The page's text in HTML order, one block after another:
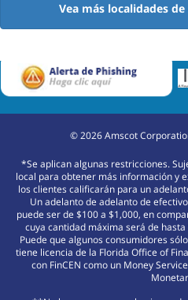
Vea más localidades
©2026Amscot
*Se aplican algunas restricciones.
local para obtener más información y
los clientes calificarán para un
Un adelanto de adelanto de
puede ser de $100 a $1,000, en
cuya cantidad máxima será de
Puede que algunos consumidores
tiene licencia de la Florida Office of
con FinCEN como un Money